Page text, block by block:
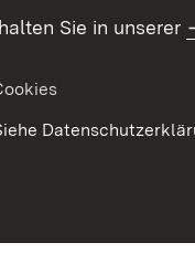
Sie in unserer